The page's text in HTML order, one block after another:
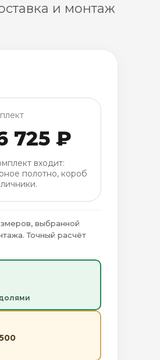
и монтаж
725 ₽
входит:
полотно, короб
выбранной
Точный расчёт